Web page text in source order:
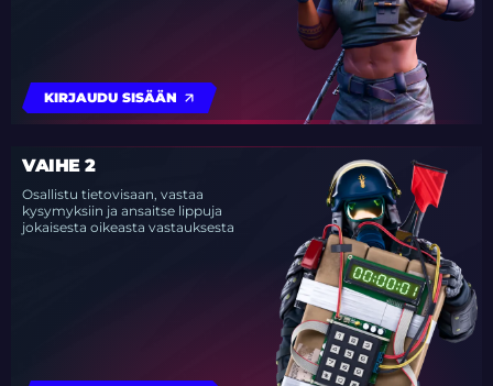
KIRJAUDU SISÄÄN
VAIHE 2
Osallistu tietovisaan, vastaa
kysymyksiin ja ansaitse lippuja
jokaisesta oikeasta vastauksesta